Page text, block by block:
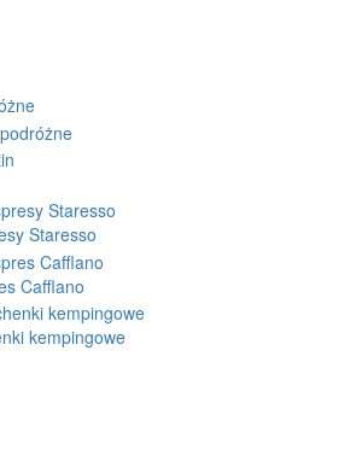
Staresso
Cafflano
kempingowe